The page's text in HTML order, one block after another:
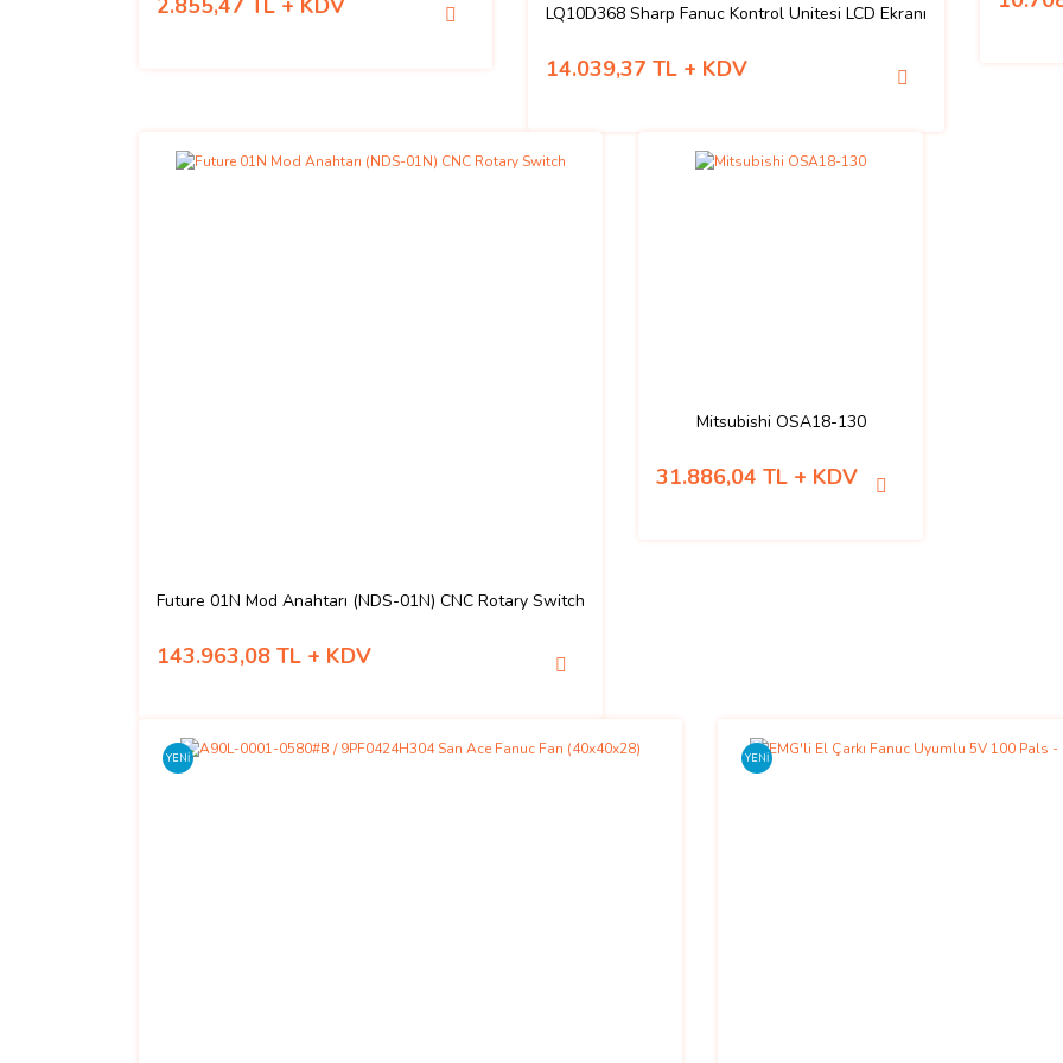
2.855,47 TL + KDV LQ10D368 Sharp Fanuc Kontrol Ünitesi LCD Ekranı
14.039,37 TL + KDV
Future 01N Mod Anahtarı (NDS-01N) CNC Rotary Switch
143.963,08 TL + KDV
Mitsubishi OSA18-130
31.886,04 TL + KDV
YENİ YENİ